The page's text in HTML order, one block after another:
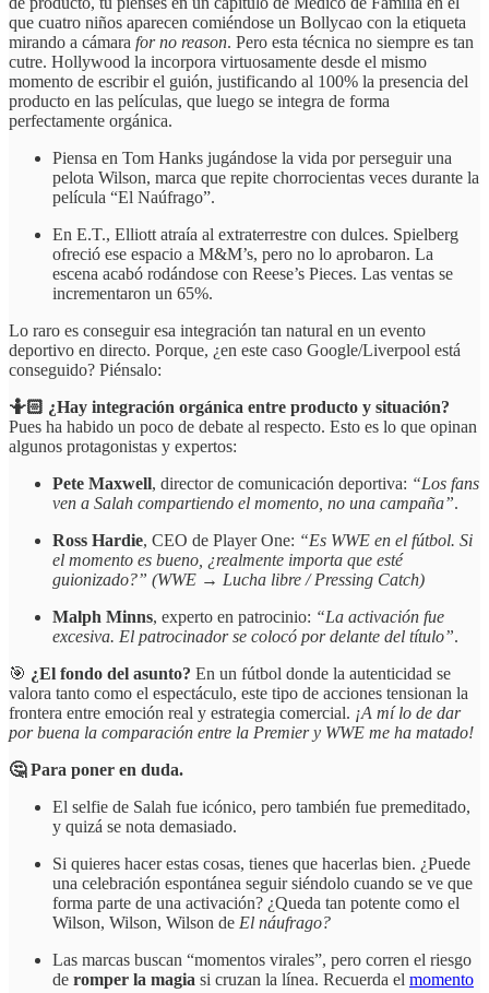
que cuatro niños aparecen comiéndose un Bollycao con la etiqueta
mirando a cámara for no reason. Pero esta técnica no siempre es tan
cutre. Hollywood la incorpora virtuosamente desde el mismo
momento de escribir el guión, justificando al 100% la presencia del
producto en las películas, que luego se integra de forma
perfectamente orgánica.
Piensa en Tom Hanks jugándose la vida por perseguir una
pelota Wilson, marca que repite chorrocientas veces durante la
película “El Naúfrago”.
En E.T., Elliott atraía al extraterrestre con dulces. Spielberg
ofreció ese espacio a M&M’s, pero no lo aprobaron. La
escena acabó rodándose con Reese’s Pieces. Las ventas se
incrementaron un 65%.
Lo raro es conseguir esa integración tan natural en un evento
deportivo en directo. Porque, ¿en este caso Google/Liverpool está
conseguido? Piénsalo:
🤷🏻 ¿Hay integración orgánica entre producto y situación?
Pues ha habido un poco de debate al respecto. Esto es lo que opinan
algunos protagonistas y expertos:
Pete Maxwell, director de comunicación deportiva: “Los fans
ven a Salah compartiendo el momento, no una campaña”.
Ross Hardie, CEO de Player One: “Es WWE en el fútbol. Si
el momento es bueno, ¿realmente importa que esté
guionizado?” (WWE → Lucha libre / Pressing Catch)
Malph Minns, experto en patrocinio: “La activación fue
excesiva. El patrocinador se colocó por delante del título”.
🎯 ¿El fondo del asunto? En un fútbol donde la autenticidad se
valora tanto como el espectáculo, este tipo de acciones tensionan la
frontera entre emoción real y estrategia comercial. ¡A mí lo de dar
por buena la comparación entre la Premier y WWE me ha matado!
🤔 Para poner en duda.
El selfie de Salah fue icónico, pero también fue premeditado,
y quizá se nota demasiado.
Si quieres hacer estas cosas, tienes que hacerlas bien. ¿Puede
una celebración espontánea seguir siéndolo cuando se ve que
forma parte de una activación? ¿Queda tan potente como el
Wilson, Wilson, Wilson de El náufrago?
Las marcas buscan “momentos virales”, pero corren el riesgo
de romper la magia si cruzan la línea. Recuerda el momento